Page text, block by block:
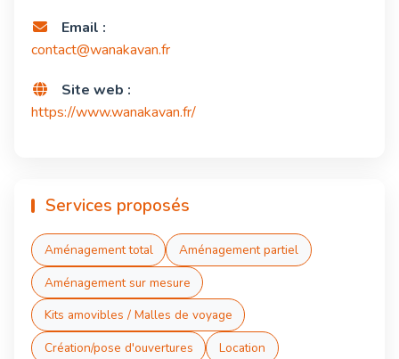
Email :
contact@wanakavan.fr
Site web :
https://www.wanakavan.fr/
Services proposés
Aménagement total
Aménagement partiel
Aménagement sur mesure
Kits amovibles / Malles de voyage
Création/pose d'ouvertures
Location